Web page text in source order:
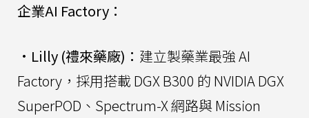
企業AI Factory：
• Lilly (禮來藥廠)： 建立製藥業最強 AI
Factory，採用搭載 DGX B300 的 NVIDIA DGX
SuperPOD、Spectrum-X 網路與 Mission